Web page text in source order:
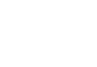
おけるコロナ
ついて